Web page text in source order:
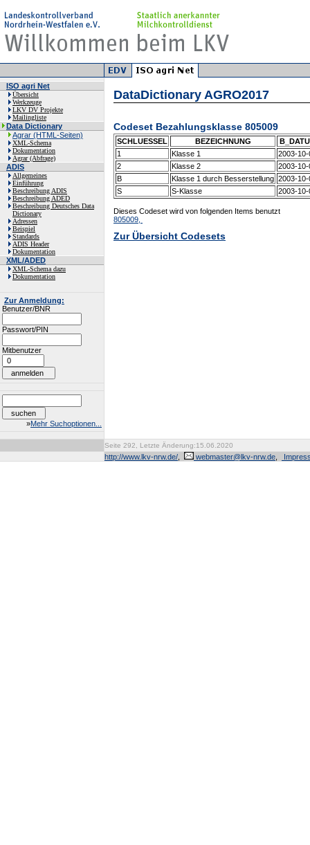
ISO agri Net
Übersicht
Werkzeuge
LKV DV Projekte
Mailingliste
Data Dictionary
Agrar (HTML-Seiten)
XML-Schema
Dokumentation
Agrar (Abfrage)
ADIS
Allgemeines
Einführung
Beschreibung ADIS
Beschreibung ADED
Beschreibung Deutsches Data
Dictionary
Adressen
Beispiel
Standards
ADIS Header
Dokumentation
XML/ADED
XML-Schema dazu
Dokumentation
Zur Anmeldung:
Benutzer/BNR
Passwort/PIN
Mitbenutzer
»Mehr Suchoptionen...
DataDictionary AGRO2017
Codeset Bezahlungsklasse 805009
SCHLUESSEL BEZEICHNUNG
1
Klasse 1
2003-10-
2
Klasse 2
2003-10-
B
Klasse 1 durch Besserstellung 2003-10-
S
S-Klasse 2003-10-
Dieses Codeset wird von folgenden Items benutzt
805009,
Zur Übersicht Codesets
Seite 292, Letzte Änderung:15.06.2020
http://www.lkv-nrw.de/ webmaster@lkv-nrw.de